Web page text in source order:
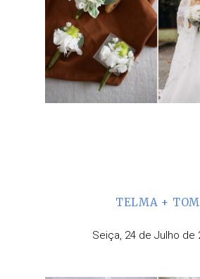
TELMA + TOM
Seiça, 24 de Julho de